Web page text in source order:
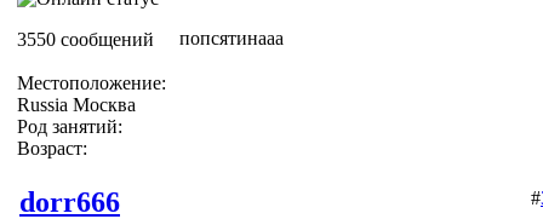
3550 сообщений
Местоположение:
Russia Москва
Род занятий:
Возраст:
попсятинааа
dorr666 #